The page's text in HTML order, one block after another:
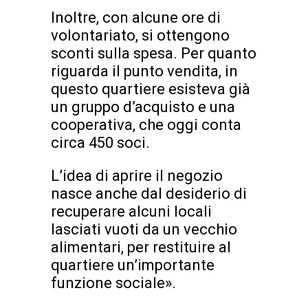
Inoltre, con alcune ore di
volontariato, si ottengono
sconti sulla spesa. Per quanto
riguarda il punto vendita, in
questo quartiere esisteva già
un gruppo d’acquisto e una
cooperativa, che oggi conta
circa 450 soci.
L’idea di aprire il negozio
nasce anche dal desiderio di
recuperare alcuni locali
lasciati vuoti da un vecchio
alimentari, per restituire al
quartiere un’importante
funzione sociale».